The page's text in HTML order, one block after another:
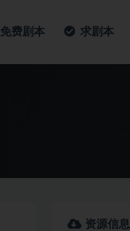
免费剧本 求剧本
资源信息